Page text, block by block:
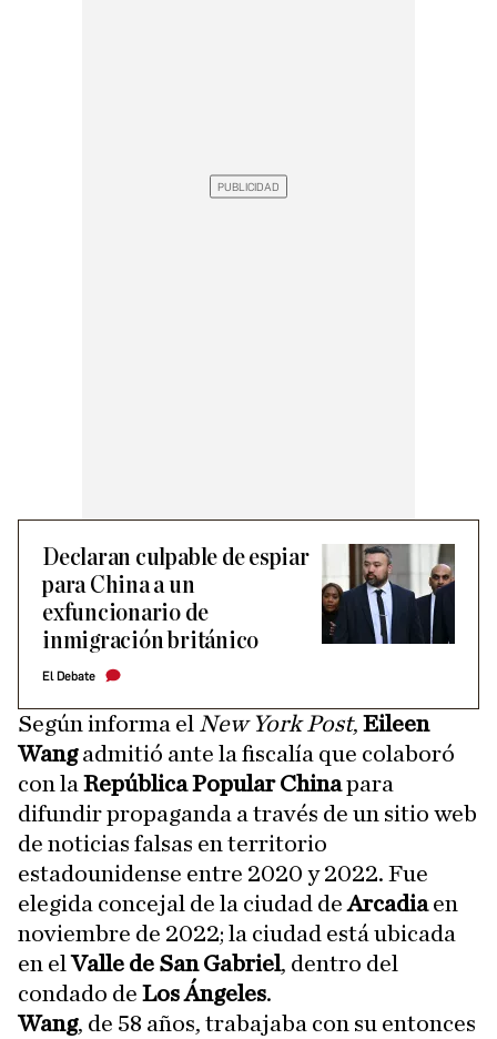
Declaran culpable de espiar
para China a un
exfuncionario de
inmigración británico
El Debate
Según informa el New York Post, Eileen
Wangadmitió ante la fiscalía que colaboró
con la República Popular Chinapara
difundir propaganda a través de un sitio web
de noticias falsas en territorio
estadounidense entre 2020 y 2022. Fue
elegida concejal de la ciudad deArcadiaen
noviembre de 2022; la ciudad está ubicada
en elValle de San Gabriel, dentro del
condado de Los Ángeles.
Wang, de 58 años, trabajaba con su entonces